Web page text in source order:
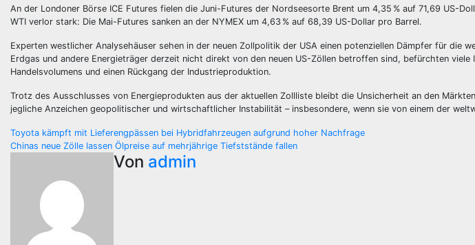
An der Londoner Börse ICE Futures fielen die Juni-Futures der Nordseesorte Brent um 4,35 % auf 71,69 US-
WTI verlor stark: Die Mai-Futures sanken an der NYMEX um 4,63 % auf 68,39 US-Dollar pro Barrel.
Experten westlicher Analysehäuser sehen in der neuen Zollpolitik der USA einen potenziellen Dämpfer für die
Erdgas und andere Energieträger derzeit nicht direkt von den neuen US-Zöllen betroffen sind, befürchten viele
Handelsvolumens und einen Rückgang der Industrieproduktion.
Trotz des Ausschlusses von Energieprodukten aus der aktuellen Zollliste bleibt die Unsicherheit an den
jegliche Anzeichen geopolitischer und wirtschaftlicher Instabilität – insbesondere, wenn sie von einem der
Beitragsnavigation
Toyota kämpft mit Lieferengpässen bei Hybridfahrzeugen aufgrund hoher Nachfrage
Chinas neue Zölle lassen Ölpreise auf mehrjährige Tiefststände fallen
Von admin